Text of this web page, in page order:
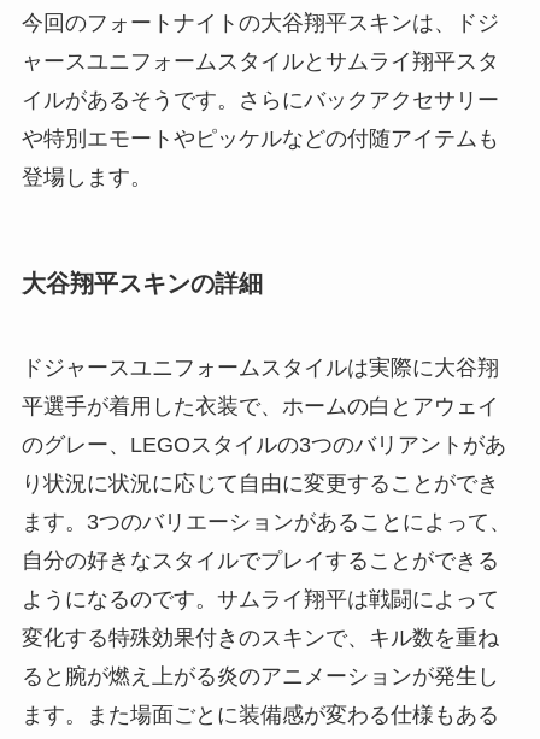
今回のフォートナイトの大谷翔平スキンは、ドジ
ャースユニフォームスタイルとサムライ翔平スタ
イルがあるそうです。さらにバックアクセサリー
や特別エモートやピッケルなどの付随アイテムも
登場します。
大谷翔平スキンの詳細
ドジャースユニフォームスタイルは実際に大谷翔
平選手が着用した衣装で、ホームの白とアウェイ
のグレー、LEGOスタイルの3つのバリアントがあ
り状況に状況に応じて自由に変更することができ
ます。3つのバリエーションがあることによって、
自分の好きなスタイルでプレイすることができる
ようになるのです。サムライ翔平は戦闘によって
変化する特殊効果付きのスキンで、キル数を重ね
ると腕が燃え上がる炎のアニメーションが発生し
ます。また場面ごとに装備感が変わる仕様もある